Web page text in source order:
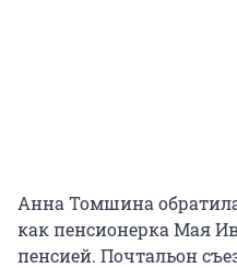
Анна Томшина
как пенсионерка Мая
пенсией. Почтальон